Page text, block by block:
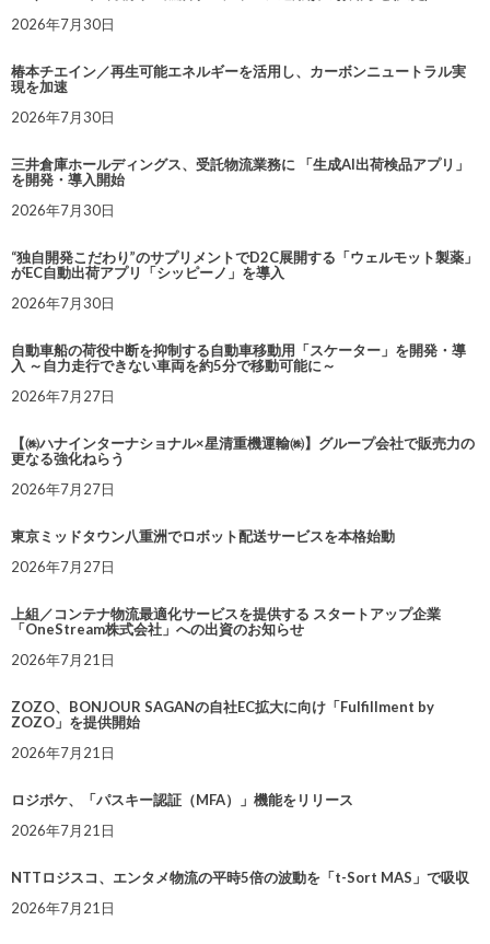
2026年7月30日
椿本チエイン／再生可能エネルギーを活用し、カーボンニュートラル実
現を加速
2026年7月30日
三井倉庫ホールディングス、受託物流業務に 「生成AI出荷検品アプリ」
を開発・導入開始
2026年7月30日
“独自開発こだわり”のサプリメントでD2C展開する「ウェルモット製薬」
がEC自動出荷アプリ「シッピーノ」を導入
2026年7月30日
自動車船の荷役中断を抑制する自動車移動用「スケーター」を開発・導
入 ～自力走行できない車両を約5分で移動可能に～
2026年7月27日
【㈱ハナインターナショナル×星清重機運輸㈱】グループ会社で販売力の
更なる強化ねらう
2026年7月27日
東京ミッドタウン八重洲でロボット配送サービスを本格始動
2026年7月27日
上組／コンテナ物流最適化サービスを提供する スタートアップ企業
「OneStream株式会社」への出資のお知らせ
2026年7月21日
ZOZO、BONJOUR SAGANの自社EC拡大に向け「Fulfillment by
ZOZO」を提供開始
2026年7月21日
ロジポケ、「パスキー認証（MFA）」機能をリリース
2026年7月21日
NTTロジスコ、エンタメ物流の平時5倍の波動を「t-Sort MAS」で吸収
2026年7月21日